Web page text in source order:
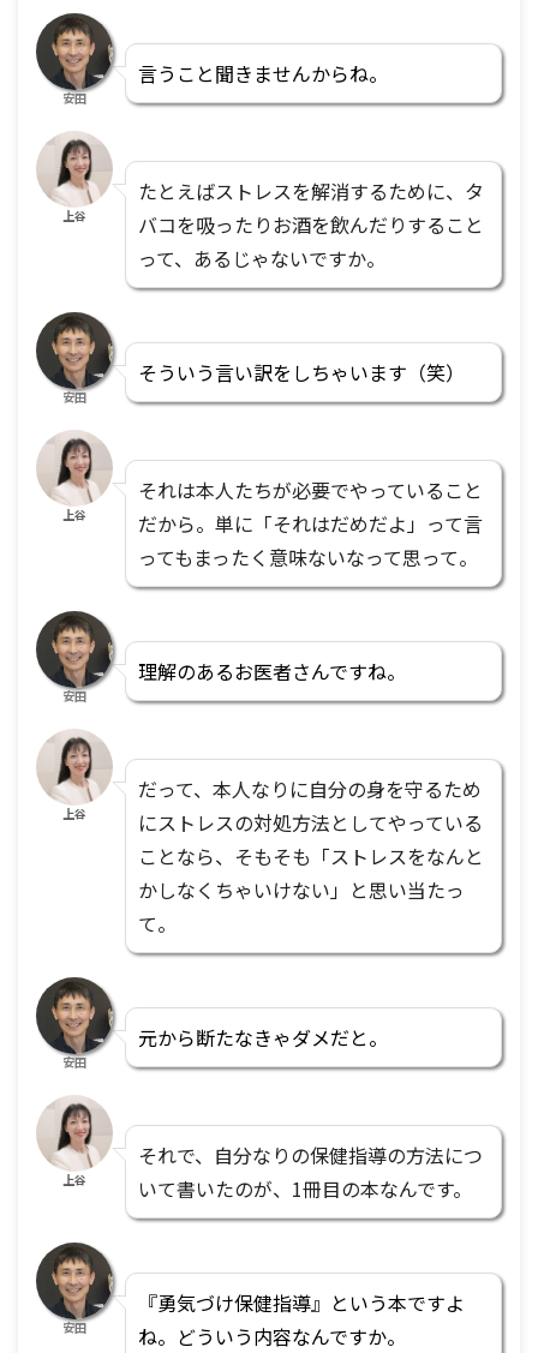
安田
言うこと聞きませんからね。
上谷
たとえばストレスを解消するために、タ
バコを吸ったりお酒を飲んだりすること
って、あるじゃないですか。
安田
そういう言い訳をしちゃいます（笑）
上谷
それは本人たちが必要でやっていること
だから。単に「それはだめだよ」って言
ってもまったく意味ないなって思って。
安田
理解のあるお医者さんですね。
上谷
だって、本人なりに自分の身を守るため
にストレスの対処方法としてやっている
ことなら、そもそも「ストレスをなんと
かしなくちゃいけない」と思い当たっ
て。
安田
元から断たなきゃダメだと。
上谷
それで、自分なりの保健指導の方法につ
いて書いたのが、1冊目の本なんです。
安田
『勇気づけ保健指導』という本ですよ
ね。どういう内容なんですか。